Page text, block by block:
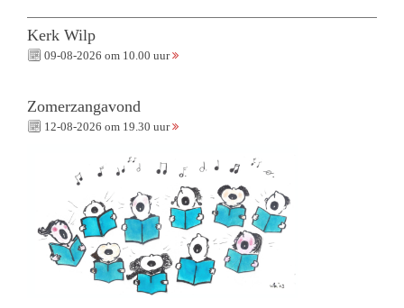
Kerk Wilp
09-08-2026 om 10.00 uur
Zomerzangavond
12-08-2026 om 19.30 uur